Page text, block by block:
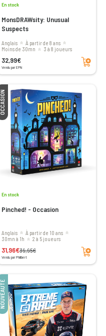
En stock
MonsDRAWsity: Unusual
Suspects
Anglais
à partir de 8 ans
moins de 30mn
3 à 8 joueurs
32,99€
Vendu par EPN
Ajouter au panier
OCCASION
En stock
Pinched! - Occasion
Anglais
à partir de 10 ans
30mn à 1h
2 à 5 joueurs
31,96€39,95€
Vendu par Philibert
Ajouter au panier
NOUVEAUTÉ